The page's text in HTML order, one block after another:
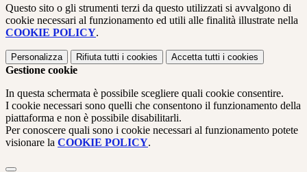
Questo sito o gli strumenti terzi da questo utilizzati si avvalgono di
cookie necessari al funzionamento ed utili alle finalità illustrate nella
COOKIE POLICY.
Personalizza Rifiuta tutti i cookies Accetta tutti i cookies
Gestione cookie
In questa schermata è possibile scegliere quali cookie consentire.
I cookie necessari sono quelli che consentono il funzionamento della
piattaforma e non è possibile disabilitarli.
Per conoscere quali sono i cookie necessari al funzionamento potete
visionare la COOKIE POLICY.